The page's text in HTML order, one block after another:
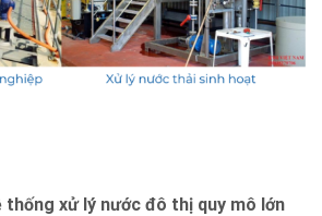
thống xử lý nước đô thị quy mô lớn